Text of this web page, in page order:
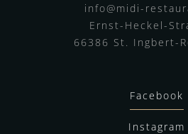
info@midi-
Ernst-Heckel-
66386 St. Ingbert-
Facebook
Instagram